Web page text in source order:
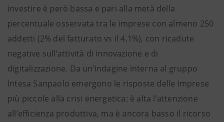
investire è però bassa e pari alla metà della
percentuale osservata tra le imprese con almeno 250
addetti (2% del fatturato vs il 4,1%), con ricadute
negative sull’attività di innovazione e di
digitalizzazione. Da un’indagine interna al gruppo
Intesa Sanpaolo emergono le risposte delle imprese
più piccole alla crisi energetica: è alta l’attenzione
all’efficienza produttiva, ma è ancora basso il ricorso